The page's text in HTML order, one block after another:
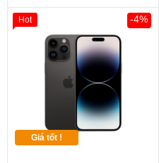
Giá tốt !
-4%
Hot